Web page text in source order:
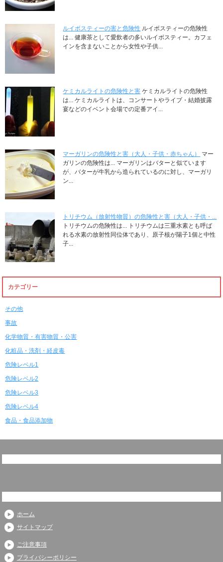
ルイボスティーの害と危険性 ルイボスティーの危険性
は... 健康茶として愛飲者の多いルイボスティー。カフェ
インを含まないことから女性や子供...
ケミカルライトの危険性と害 ケミカルライトの危険性
は... ケミカルライトは、コンサートやライブ・結婚披露
宴などのイベント会場での定番アイ...
マーガリンの危険性と害（大人・子供・赤ちゃん）
マー
ガリンの危険性は... マーガリンはバターと似ています
が、バターが牛乳から造られているのに対し、マーガリ
ン...
トリチウム（放射性物質）の危険性と害（大人・子供・...
トリチウムの危険性は... トリチウムは三重水素とも呼ば
れる水素の放射性同位体であり、原子核が陽子1個と中性
子...
カテゴリー
その他
事故
化学物質・有害物質・公害
化粧品・洗剤・経皮毒
危険レベル1
危険レベル2
危険レベル3
危険レベル4
食品・食品添加物
ホーム
サイトマップ
ご注意事項
プライバシーポリシー